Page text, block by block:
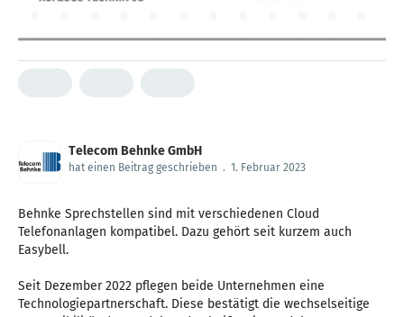
Telecom Behnke GmbH
hat einen Beitrag geschrieben . 1. Februar 2023
Behnke Sprechstellen sind mit verschiedenen Cloud
Telefonanlagen kompatibel. Dazu gehört seit kurzem auch
Easybell.
Seit Dezember 2022 pflegen beide Unternehmen eine
Technologiepartnerschaft. Diese bestätigt die wechselseitige